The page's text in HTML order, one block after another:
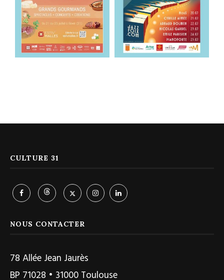
CULTURE 31
NOUS CONTACTER
78 Allée Jean Jaurès
BP 71028 • 31000 Toulouse